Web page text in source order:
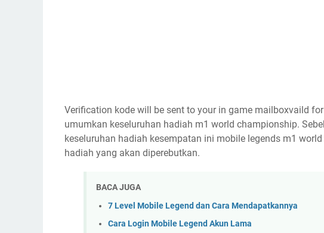
Verification kode will be sent to your in game mailboxvaild
umumkan keseluruhan hadiah m1 world championship.
keseluruhan hadiah kesempatan ini mobile legends m1
hadiah yang akan diperebutkan.
BACA JUGA
7 Level Mobile Legend dan Cara Mendapatkannya
Cara Login Mobile Legend Akun Lama